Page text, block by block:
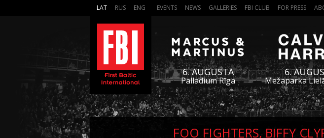
LAT RUS ENG EVENTS NEWS GALLERIES FBI CLUB FOR PRESS
6. AUGUSTĀ
Palladium Rīga
6.
Mežaparka
FOO FIGHTERS, BIFFY